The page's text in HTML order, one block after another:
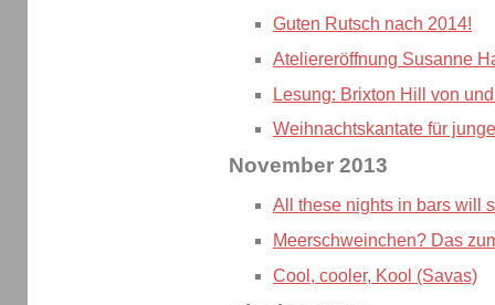
Guten Rutsch nach 2014!
Ateliereröffnung Susanne
Lesung: Brixton Hill von
Weihnachtskantate für
November 2013
All these nights in bars will
Meerschweinchen? Das
Cool, cooler, Kool (Savas)